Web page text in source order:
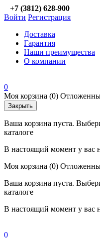
+7 (3812) 628-900
Войти Регистрация
Доставка
Гарантия
Наши преимущества
О компании
0
Моя корзина (0)
Закрыть
Ваша корзина пуста.
каталоге
В настоящий момент у вас
Моя корзина (0)
Ваша корзина пуста.
каталоге
В настоящий момент у вас
0